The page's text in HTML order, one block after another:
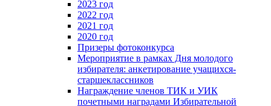
2023 год
2022 год
2021 год
2020 год
Призеры фотоконкурса
Мероприятие в рамках Дня молодого
избирателя: анкетирование учащихся-
старшеклассников
Награждение членов ТИК и УИК
почетными наградами Избирательной